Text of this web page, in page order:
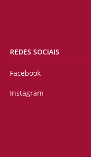
REDES SOCIAIS
Facebook
Instagram